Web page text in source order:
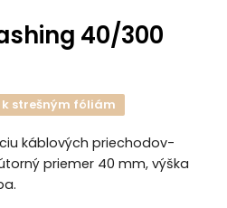
40/300
k strešným fóliám
káblových priechodov-
priemer 40 mm, výška